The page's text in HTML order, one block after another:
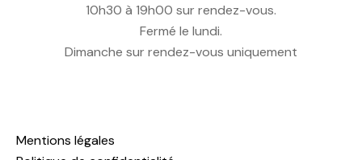
10h30 à 19h00 sur rendez-vous.
Fermé le lundi.
Dimanche sur rendez-vous uniquement
Mentions légales